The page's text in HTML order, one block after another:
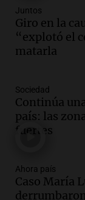
Audio.
contrato
Huawei
Panorama
la
Panorama
Episodios
recordó
Viva la
Juntos
Giro en la
“explotó el
matarla
Sociedad
Continúa
país: las
fuertes
Ahora país
Caso María